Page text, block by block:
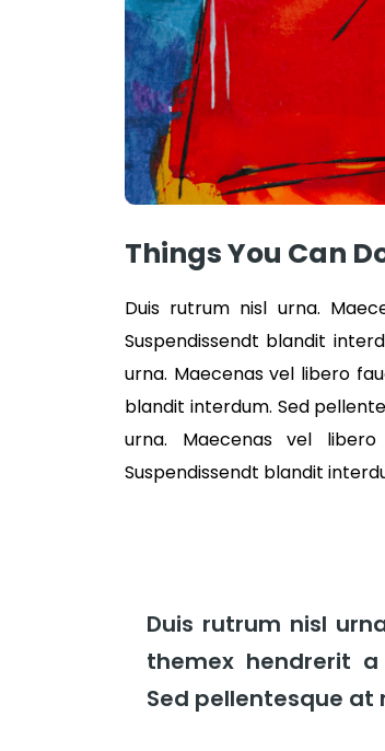
Things You Can
Duis rutrum nisl urna.
Suspendissendt blandit
urna. Maecenas vel libero
blandit interdum. Sed
urna. Maecenas vel
Suspendissendt blandit
Duis rutrum nisl
themex hendrerit
Sed pellentesque at